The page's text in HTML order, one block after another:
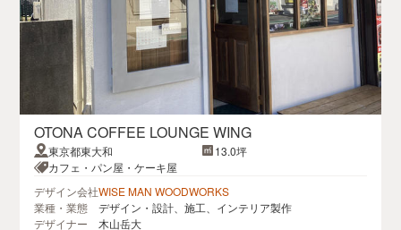
OTONA COFFEE LOUNGE WING
東京都東大和
13.0坪
カフェ・パン屋・ケーキ屋
デザイン会社WISE MAN WOODWORKS
業種・業態
デザイン・設計、施工、インテリア製作
デザイナー
木山岳大